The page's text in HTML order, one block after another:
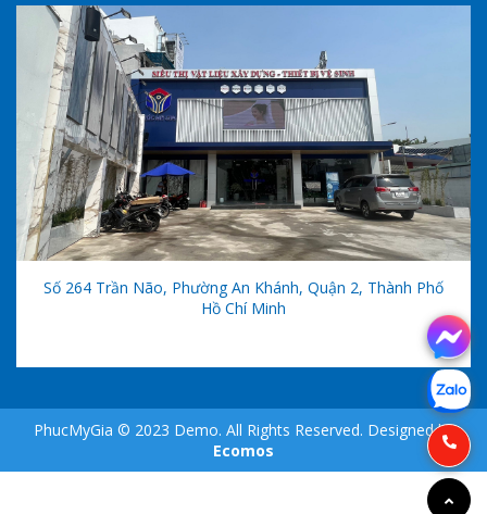
Số 264 Trần Não, Phường An Khánh, Quận 2, Thành Phố
Hồ Chí Minh
PhucMyGia © 2023 Demo. All Rights Reserved. Designed by
Ecomos